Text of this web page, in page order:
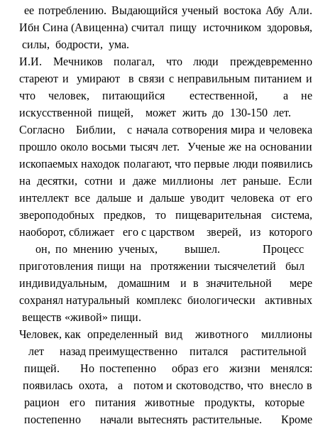
ее потреблению. Выдающийся ученый востока Абу Али.
Ибн Сина (Авиценна) считал пищу источником здоровья,
силы, бодрости, ума.
И.И. Мечников полагал, что люди преждевременно
стареют и умирают в связи с неправильным питанием и
что человек, питающийся естественной, а не
искусственной пищей, может жить до 130-150 лет.
Согласно Библии, с начала сотворения мира и человека
прошло около восьми тысяч лет. Ученые же на основании
ископаемых находок полагают, что первые люди появились
на десятки, сотни и даже миллионы лет раньше. Если
интеллект все дальше и дальше уводит человека от его
звероподобных предков, то пищеварительная система,
наоборот, сближает его с царством зверей, из которого
он, по мнению ученых, вышел.
Процесс
приготовления пищи на протяжении тысячелетий был
индивидуальным, домашним и в значительной мере
сохранял натуральный комплекс биологически активных
веществ «живой» пищи.
Человек, как определенный вид животного миллионы
лет назад преимущественно питался растительной
пищей. Но постепенно образ его жизни менялся:
появилась охота, а потом и скотоводство, что внесло в
рацион его питания животные продукты, которые
постепенно начали вытеснять растительные. Кроме